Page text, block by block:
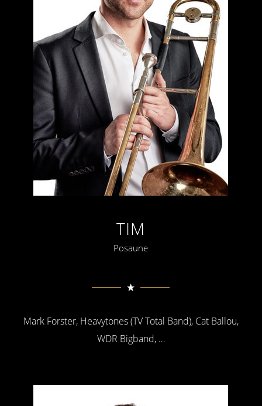
TIM
Posaune
Mark Forster, Heavytones (TV Total Band), Cat Ballou,
WDR Bigband, …